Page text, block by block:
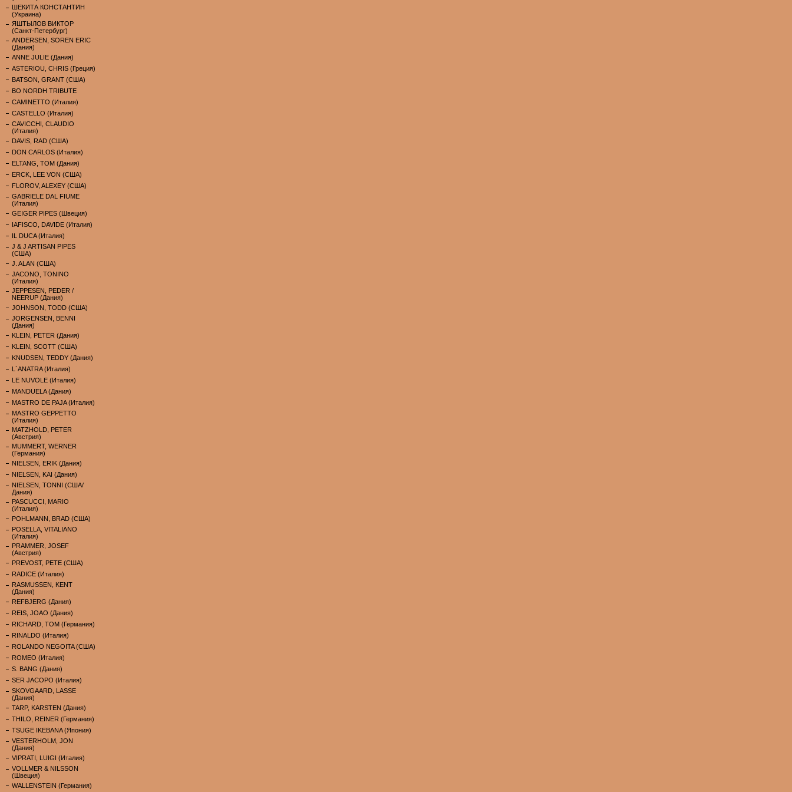
ШЕКИТА КОНСТАНТИН
(Украина)
ЯШТЫЛОВ ВИКТОР
(Санкт-Петербург)
ANDERSEN, SOREN ERIC
(Дания)
ANNE JULIE (Дания)
ASTERIOU, CHRIS (Греция)
BATSON, GRANT (США)
BO NORDH TRIBUTE
CAMINETTO (Италия)
CASTELLO (Италия)
CAVICCHI, CLAUDIO
(Италия)
DAVIS, RAD (США)
DON CARLOS (Италия)
ELTANG, TOM (Дания)
ERCK, LEE VON (США)
FLOROV, ALEXEY (США)
GABRIELE DAL FIUME
(Италия)
GEIGER PIPES (Швеция)
IAFISCO, DAVIDE (Италия)
IL DUCA (Италия)
J & J ARTISAN PIPES
(США)
J. ALAN (США)
JACONO, TONINO
(Италия)
JEPPESEN, PEDER /
NEERUP (Дания)
JOHNSON, TODD (США)
JORGENSEN, BENNI
(Дания)
KLEIN, PETER (Дания)
KLEIN, SCOTT (США)
KNUDSEN, TEDDY (Дания)
L`ANATRA (Италия)
LE NUVOLE (Италия)
MANDUELA (Дания)
MASTRO DE PAJA (Италия)
MASTRO GEPPETTO
(Италия)
MATZHOLD, PETER
(Австрия)
MUMMERT, WERNER
(Германия)
NIELSEN, ERIK (Дания)
NIELSEN, KAI (Дания)
NIELSEN, TONNI (США/
Дания)
PASCUCCI, MARIO
(Италия)
POHLMANN, BRAD (США)
POSELLA, VITALIANO
(Италия)
PRAMMER, JOSEF
(Австрия)
PREVOST, PETE (США)
RADICE (Италия)
RASMUSSEN, KENT
(Дания)
REFBJERG (Дания)
REIS, JOAO (Дания)
RICHARD, TOM (Германия)
RINALDO (Италия)
ROLANDO NEGOITA (США)
ROMEO (Италия)
S. BANG (Дания)
SER JACOPO (Италия)
SKOVGAARD, LASSE
(Дания)
TARP, KARSTEN (Дания)
THILO, REINER (Германия)
TSUGE IKEBANA (Япония)
VESTERHOLM, JON
(Дания)
VIPRATI, LUIGI (Италия)
VOLLMER & NILSSON
(Швеция)
WALLENSTEIN (Германия)